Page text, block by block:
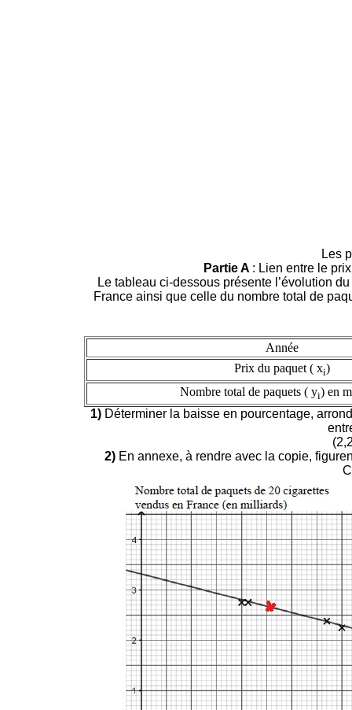
Les
Partie A : Lien entre le
Le tableau ci-dessous présente l’évolution
France ainsi que celle du nombre total de
Année
Prix du paquet ( xi)
Nombre total de paquets ( yi) en
1) Déterminer la baisse en pourcentage,
2)En annexe, à rendre avec la copie,